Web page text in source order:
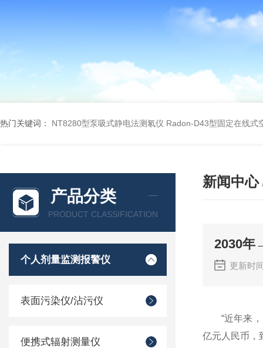
热门关键词： NT8280型泵吸式静电法测氡仪 Radon-D43型固定在线式
产品分类
PRODUCT CLASSIFICATION
个人剂量监测报警仪
表面污染仪/沾污仪
便携式辐射测量仪
新闻中心
2030年
更新时
“近年来，
亿元人民币，